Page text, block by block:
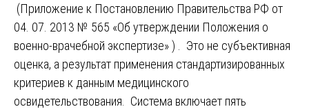
(Приложение к Постановлению Правительства РФ от
04. 07. 2013 № 565 «Об утверждении Положения о
военно-врачебной экспертизе» ) . Это не субъективная
оценка, а результат применения стандартизированных
критериев к данным медицинского
освидетельствования. Система включает пять